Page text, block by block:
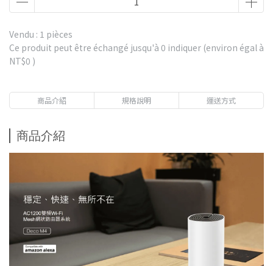
Vendu : 1 pièces
Ce produit peut être échangé jusqu'à 0 indiquer (environ égal à
NT$0 )
商品介紹 規格說明 運送方式
商品介紹